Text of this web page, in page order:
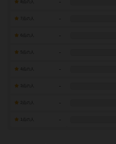
-
7点の人 -
-
-
-
-
-
-